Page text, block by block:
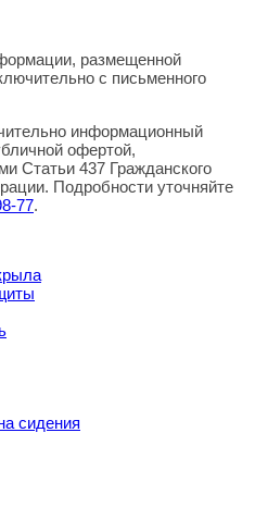
размещенной
с письменного
информационный
офертой,
Статьи 437 Гражданского
Подробности уточняйте
77.
сидения